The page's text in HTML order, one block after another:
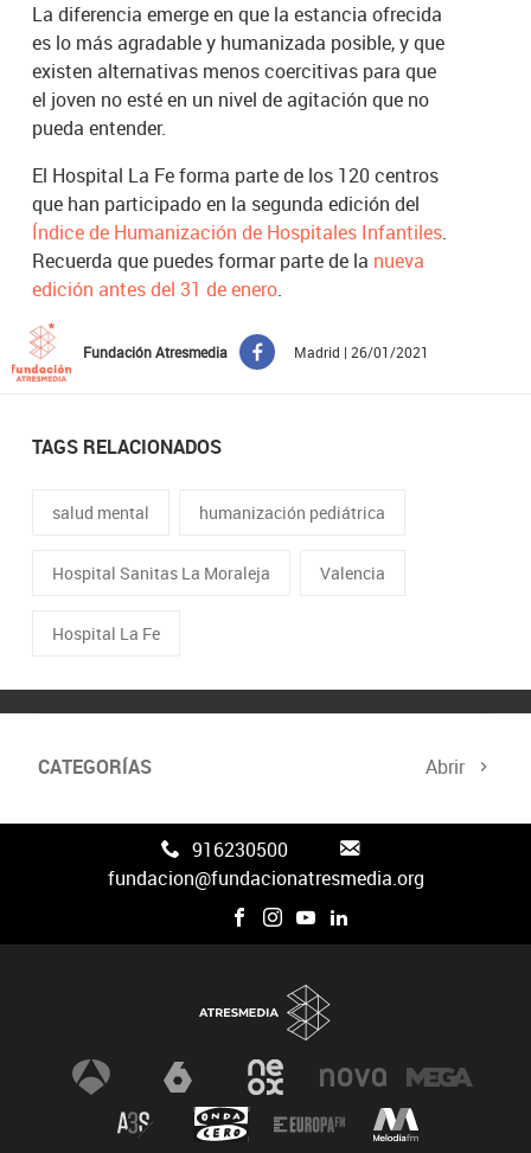
La diferencia emerge en que la estancia ofrecida
es lo más agradable y humanizada posible, y que
existen alternativas menos coercitivas para que
el joven no esté en un nivel de agitación que no
pueda entender.
El Hospital La Fe forma parte de los 120 centros
que han participado en la segunda edición del
Índice de Humanización de Hospitales Infantiles.
Recuerda que puedes formar parte de la nueva
edición antes del 31 de enero.
Fundación Atresmedia Madrid | 26/01/2021
TAGS RELACIONADOS
salud mental humanización pediátrica
Hospital Sanitas La Moraleja Valencia
Hospital La Fe
CATEGORÍAS Abrir
Canal FAN3
916230500
fundacion@fundacionatresmedia.org